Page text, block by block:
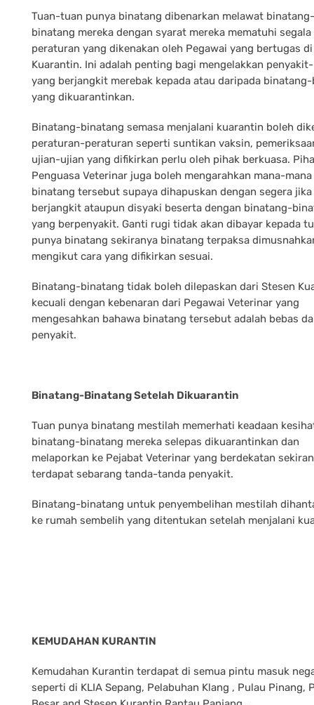
Tuan-tuan punya binatang dibenarkan melawat binatang-
binatang mereka dengan syarat mereka mematuhi segala
peraturan yang dikenakan oleh Pegawai yang bertugas
Kuarantin. Ini adalah penting bagi mengelakkan
yang berjangkit merebak kepada atau daripada
yang dikuarantinkan.
Binatang-binatang semasa menjalani kuarantin boleh
peraturan-peraturan seperti suntikan vaksin,
ujian-ujian yang difikirkan perlu oleh pihak berkuasa.
Penguasa Veterinar juga boleh mengarahkan mana-
binatang tersebut supaya dihapuskan dengan segera
berjangkit ataupun disyaki beserta dengan binatang-
yang berpenyakit. Ganti rugi tidak akan dibayar kepada
punya binatang sekiranya binatang terpaksa
mengikut cara yang difikirkan sesuai.
Binatang-binatang tidak boleh dilepaskan dari Stesen
kecuali dengan kebenaran dari Pegawai Veterinar yang
mengesahkan bahawa binatang tersebut adalah bebas
penyakit.
Binatang-Binatang Setelah Dikuarantin
Tuan punya binatang mestilah memerhati keadaan
binatang-binatang mereka selepas dikuarantinkan dan
melaporkan ke Pejabat Veterinar yang berdekatan
terdapat sebarang tanda-tanda penyakit.
Binatang-binatang untuk penyembelihan mestilah
ke rumah sembelih yang ditentukan setelah menjalani
KEMUDAHAN KURANTIN
Kemudahan Kurantin terdapat di semua pintu masuk
seperti di KLIA Sepang, Pelabuhan Klang , Pulau Pinang,